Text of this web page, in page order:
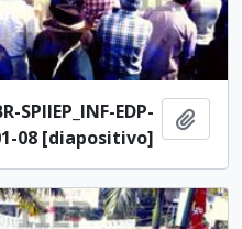
SPIIEP_INF-EDP-
08 [diapositivo]